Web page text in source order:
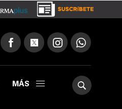
MÁS